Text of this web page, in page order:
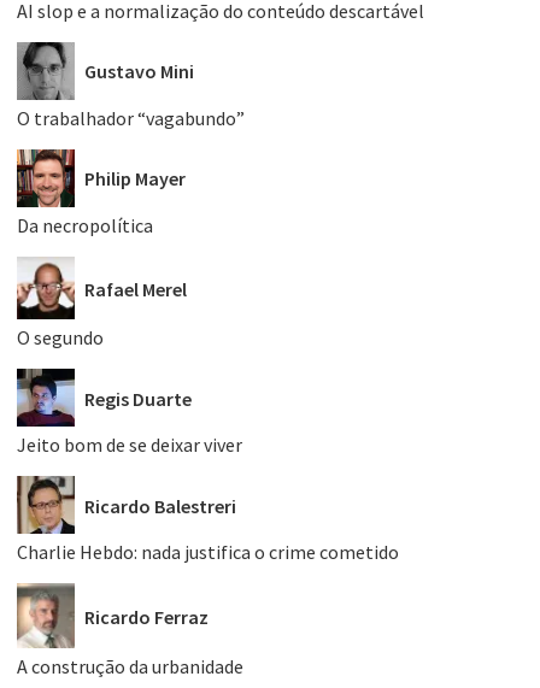
AI slop e a normalização do conteúdo descartável
Gustavo Mini
O trabalhador “vagabundo”
Philip Mayer
Da necropolítica
Rafael Merel
O segundo
Regis Duarte
Jeito bom de se deixar viver
Ricardo Balestreri
Charlie Hebdo: nada justifica o crime cometido
Ricardo Ferraz
A construção da urbanidade